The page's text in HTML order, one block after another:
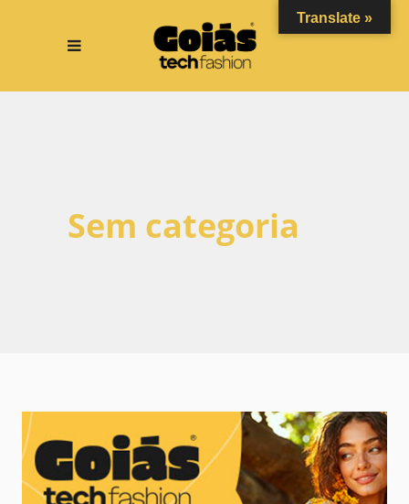
Sem categoria
Translate »